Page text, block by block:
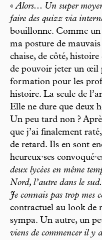
«Alors... Un super moyen
faire des quizz via
bouillonne. Comme un
ma posture de
chaise, de côté,
de pouvoir jeter un œil
formation pour les
histoire. La seule de
Elle ne dure que deux
Un peu tard non ?
que j’ai finalement
de retard. Ils en sont
heureux·ses
deux lycées en même
Nord, l’autre dans le
Je connais pas trop mes
contractuel au look de
sympa. Un autre, un
viens de commencer il y